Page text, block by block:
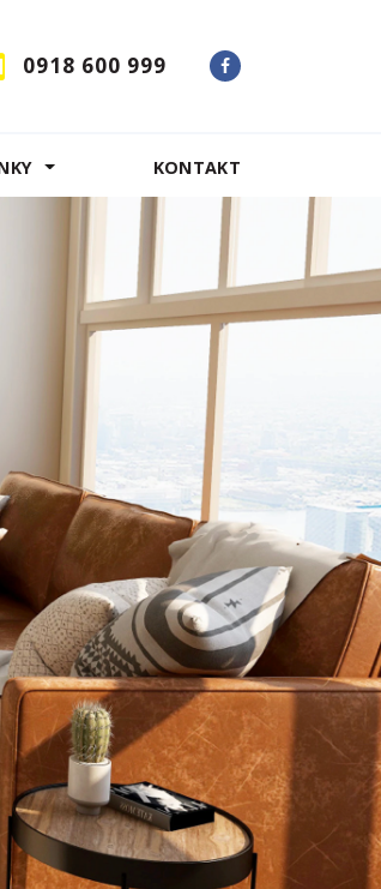
0918 600 999
KONTAKT